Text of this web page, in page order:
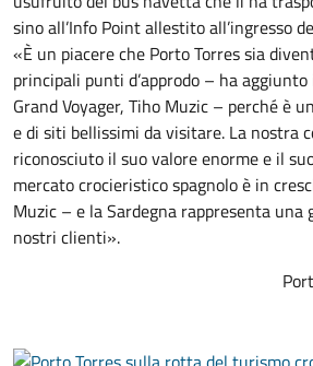
sino all’Info Point allestito all’ingresso
«È un piacere che Porto Torres sia
principali punti d’approdo – ha
Grand Voyager, Tiho Muzic – perché è
e di siti bellissimi da visitare. La nostra
riconosciuto il suo valore enorme e il
mercato crocieristico spagnolo è in
Muzic – e la Sardegna rappresenta
nostri clienti».